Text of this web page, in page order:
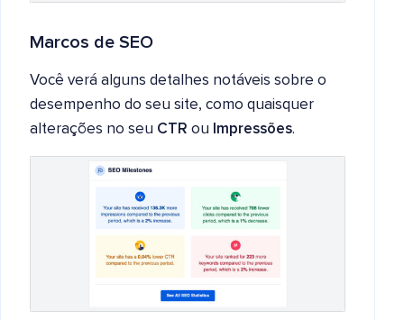
Marcos de SEO
Você verá alguns detalhes notáveis sobre o
desempenho do seu site, como quaisquer
alterações no seu CTR ou Impressões.